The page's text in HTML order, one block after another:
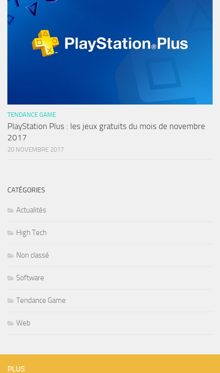
TENDANCE GAME
PlayStation Plus : les jeux gratuits du mois de novembre
2017
20 NOVEMBRE 2017
CATÉGORIES
Actualités
High Tech
Non classé
Software
Tendance Game
Web
PLUS